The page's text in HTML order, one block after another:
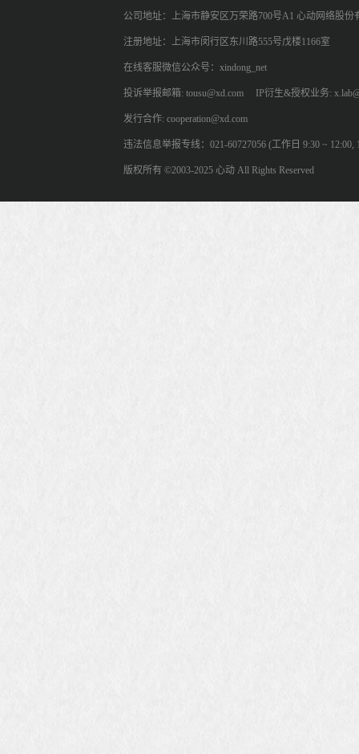
公司地址：上海市静安区万荣路700号A1 心动网络股份
注册地址：上海市闵行区东川路555号戊楼1166室
在线客服微信公众号：xindong_net
投诉举报邮箱: tousu@xd.com IP衍生&授权业务:
发行合作: cooperation@xd.com
违法信息举报专线：021-60727056 (工作日 9:30 ~ 12:00,
版权所有 ©2003-2025 心动 All Rights Reserved